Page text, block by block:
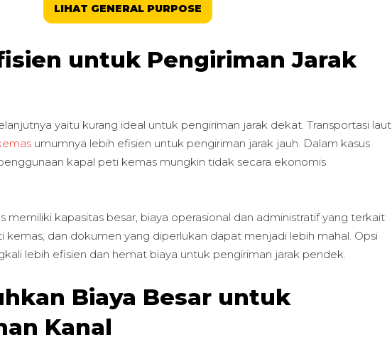
LIHAT GENERAL PURPOSE
untuk Pengiriman Jarak
yaitu kurang ideal untuk pengiriman jarak dekat. Transportasi laut
umumnya lebih efisien untuk pengiriman jarak jauh. Dalam kasus
kapal peti kemas mungkin tidak secara ekonomis
memiliki kapasitas besar, biaya operasional dan administratif yang terkait
kemas, dan dokumen yang diperlukan dapat menjadi lebih mahal. Opsi
lebih efisien dan hemat biaya untuk pengiriman jarak pendek.
Biaya Besar untuk
Kanal